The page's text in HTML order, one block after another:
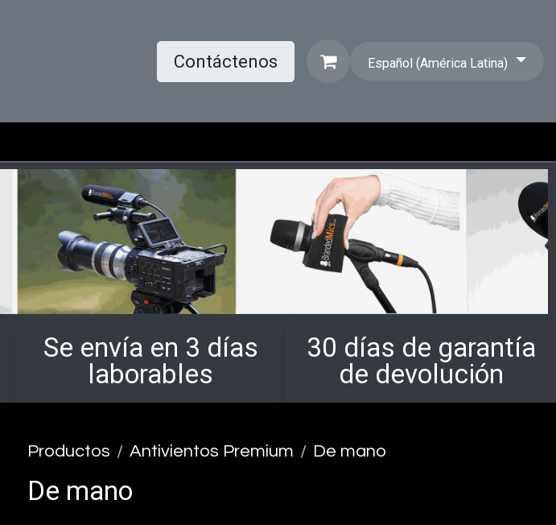
InformaciónContáctenos Español (América Latina)
Se envía en 3 días
laborables
30 días de garantía
de devolución
Productos Antivientos Premium De mano
De mano